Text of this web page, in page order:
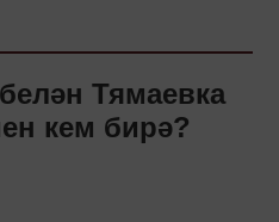
Тямаевка
кем бирә?